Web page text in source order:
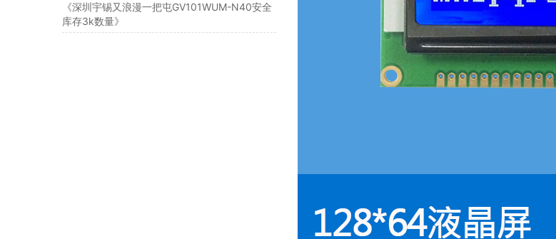
《深圳宇锡又浪漫一把屯GV101WUM-N40安全
库存3k数量》